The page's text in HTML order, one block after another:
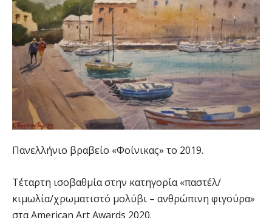
Πανελλήνιο βραβείο «Φοίνικας» το 2019.
Τέταρτη ισοβαθμία στην κατηγορία «παστέλ/
κιμωλία/χρωματιστό μολύβι – ανθρώπινη φιγούρα»
στα American Art Awards 2020.